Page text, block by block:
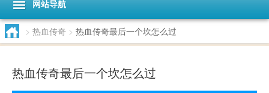
网站导航
> 热血传奇 > 热血传奇最后一个坎怎么过
热血传奇最后一个坎怎么过